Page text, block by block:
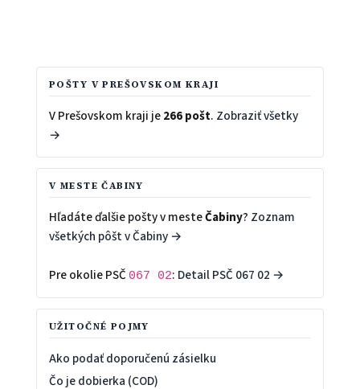
POŠTY V PREŠOVSKOM KRAJI
V Prešovskom kraji je266 pošt. Zobraziť všetky
→
V MESTE ČABINY
Hľadáte ďalšie pošty v mesteČabiny? Zoznam
všetkých pôšt v Čabiny →
Pre okolie PSČ 067 02: Detail PSČ 067 02 →
UŽITOČNÉ POJMY
Ako podať doporučenú zásielku
Čo je dobierka (COD)